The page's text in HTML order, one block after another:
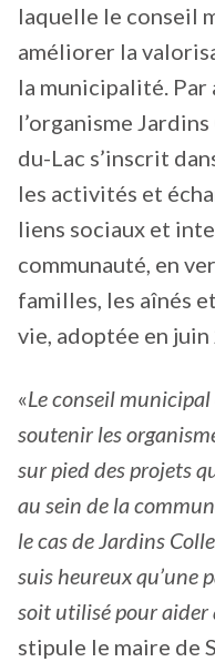
laquelle le conseil
améliorer la
la municipalité. Par
l’organisme
du-Lac s’inscrit
les activités et
liens sociaux et
communauté, en
familles, les aînés
vie, adoptée en juin
«Le conseil
soutenir les
sur pied des projets
au sein de la
le cas de Jardins
suis heureux qu’une
soit utilisé pour
stipule le maire de